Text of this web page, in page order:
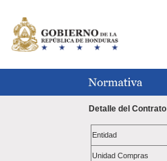
Detalle del Contrato
Entidad
Unidad Compras